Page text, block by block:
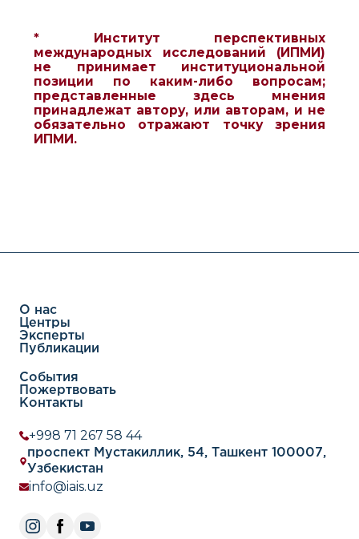
* Институт перспективных
международных исследований (ИПМИ)
не принимает институциональной
позиции по каким-либо вопросам;
представленные здесь мнения
принадлежат автору, или авторам, и не
обязательно отражают точку зрения
ИПМИ.
О нас
Центры
Эксперты
Публикации
События
Пожертвовать
Контакты
+998 71 267 58 44
проспект Мустакиллик, 54, Ташкент 100007,
Узбекистан
info@iais.uz